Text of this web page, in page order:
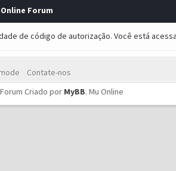
Online Forum
de código de autorização. Você está
Contate-nos
Forum Criado por MyBB. Mu Online